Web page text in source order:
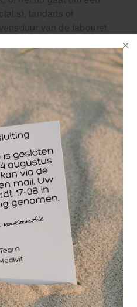
tandarts of
van de tabouret
op de tabouret te
we uitleggen waarom
worden geplaatst,
worden en welke
van deze hoezen.
voordelen.
tegen vuil,
de tabouret dagelijks
deze na verloop van
badstofhoes biedt een
voorkomt dat vuil en
de tabouret trekken. Dit
meegaat en er altijd
voor extra
en ademend